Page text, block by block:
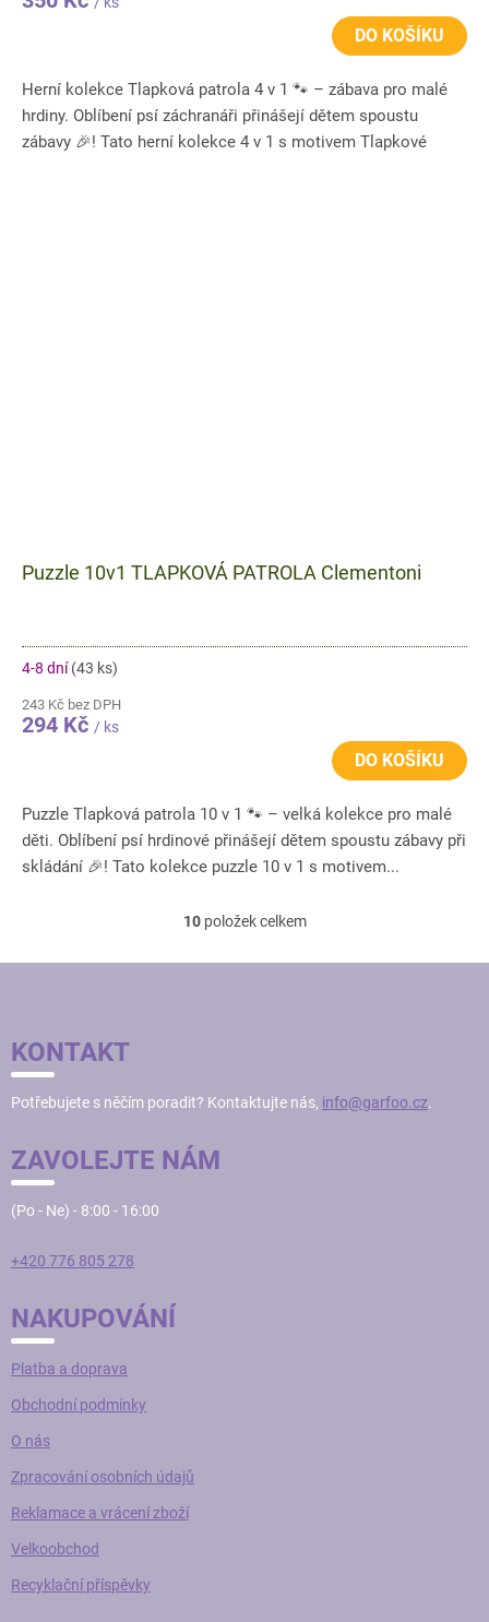
DO KOŠÍKU
Herní kolekce Tlapková patrola 4 v 1 🐾 – zábava pro malé
hrdiny. Oblíbení psí záchranáři přinášejí dětem spoustu
zábavy 🎉! Tato herní kolekce 4 v 1 s motivem Tlapkové
Puzzle 10v1 TLAPKOVÁ PATROLA Clementoni
4-8 dní(43 ks)
243 Kč bez DPH
294 Kč / ks
DO KOŠÍKU
Puzzle Tlapková patrola 10 v 1 🐾 – velká kolekce pro malé
děti. Oblíbení psí hrdinové přinášejí dětem spoustu zábavy při
skládání 🎉! Tato kolekce puzzle 10 v 1 s motivem...
O
p
10položek celkem
A
T
KONTAKT
Potřebujete s něčím poradit? Kontaktujte nás, info@garfoo.cz.
ZAVOLEJTE NÁM
(Po - Ne) - 8:00 - 16:00
+420 776 805 278
NAKUPOVÁNÍ
Platba a doprava
Obchodní podmínky
O nás
Zpracování osobních údajů
Reklamace a vrácení zboží
Velkoobchod
Recyklační příspěvky